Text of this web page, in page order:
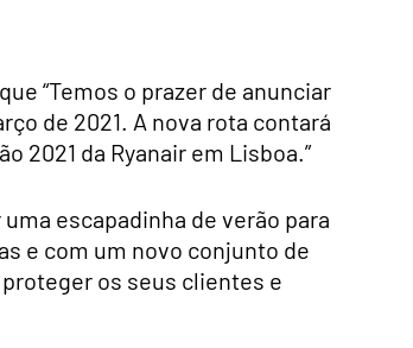
“Temos o prazer de anunciar
de 2021. A nova rota contará
2021 da Ryanair em Lisboa.”
escapadinha de verão para
e com um novo conjunto de
os seus clientes e